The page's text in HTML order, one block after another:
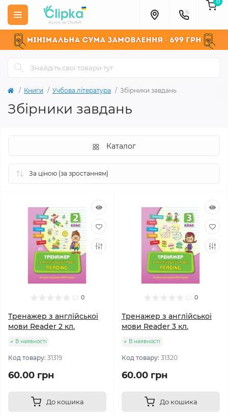
Книги Учбова література Збірники завдань
Збірники завдань
Каталог
0
Тренажер з англійської
мови Reader 2 кл.
В наявності
Код товару: 31319
60.00 грн
До кошика
0
Тренажер з англійської
мови Reader 3 кл.
В наявності
Код товару: 31320
60.00 грн
До кошика